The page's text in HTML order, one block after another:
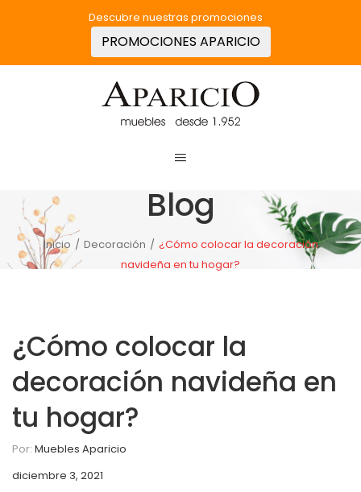
Descubre nuestras promociones
PROMOCIONES APARICIO
Blog
Inicio / Decoración / ¿Cómo colocar la decoración
navideña en tu hogar?
¿Cómo colocar la
decoración navideña en
tu hogar?
Por: Muebles Aparicio
diciembre 3, 2021